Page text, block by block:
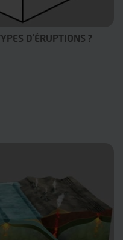
D’ÉRUPTIONS ?